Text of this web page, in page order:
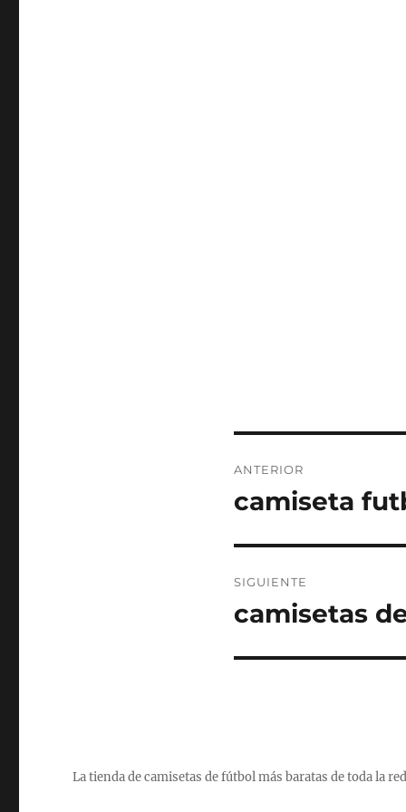
de
ANTERIOR
Entrada
camiseta
SIGUIENTE
Entrada
camisetas
La tienda de camisetas de fútbol más baratas de toda la red